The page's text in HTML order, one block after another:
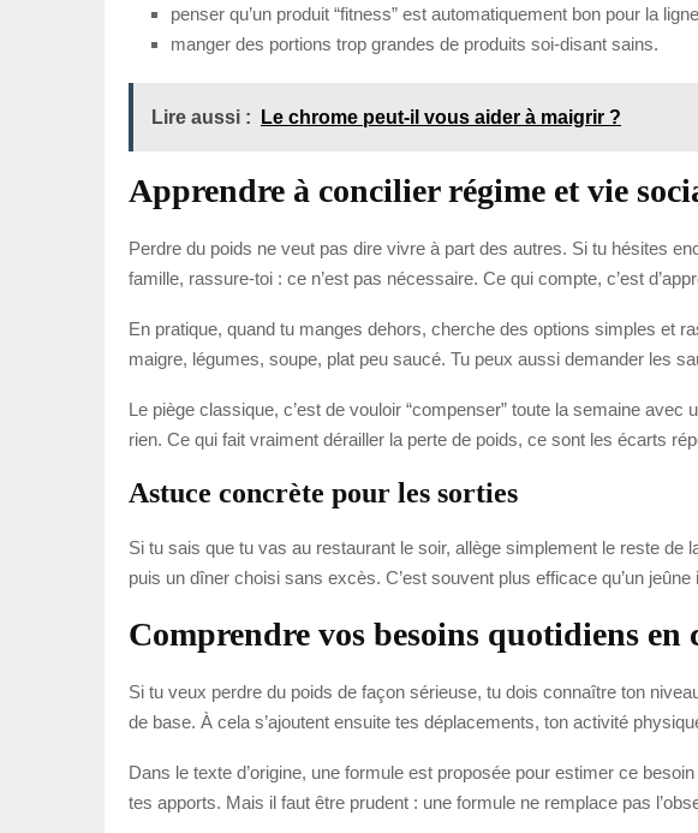
penser qu’un produit “fitness” est automatiquement bon pour la
manger des portions trop grandes de produits soi-disant sains.
Lire aussi : Le chrome peut-il vous aider à maigrir ?
Apprendre à concilier régime et vie
Perdre du poids ne veut pas dire vivre à part des autres. Si tu hésites
famille, rassure-toi : ce n’est pas nécessaire. Ce qui compte, c’est
En pratique, quand tu manges dehors, cherche des options simples et
maigre, légumes, soupe, plat peu saucé. Tu peux aussi demander les
Le piège classique, c’est de vouloir “compenser” toute la semaine
rien. Ce qui fait vraiment dérailler la perte de poids, ce sont les écarts
Astuce concrète pour les sorties
Si tu sais que tu vas au restaurant le soir, allège simplement le reste
puis un dîner choisi sans excès. C’est souvent plus efficace qu’un
Comprendre vos besoins quotidiens en
Si tu veux perdre du poids de façon sérieuse, tu dois connaître ton
de base. À cela s’ajoutent ensuite tes déplacements, ton activité
Dans le texte d’origine, une formule est proposée pour estimer ce
tes apports. Mais il faut être prudent : une formule ne remplace pas